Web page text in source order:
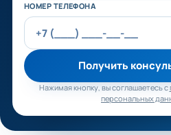
НОМЕР ТЕЛЕФОНА
Получить
Нажимая кнопку, вы соглашаетесь с
персональных